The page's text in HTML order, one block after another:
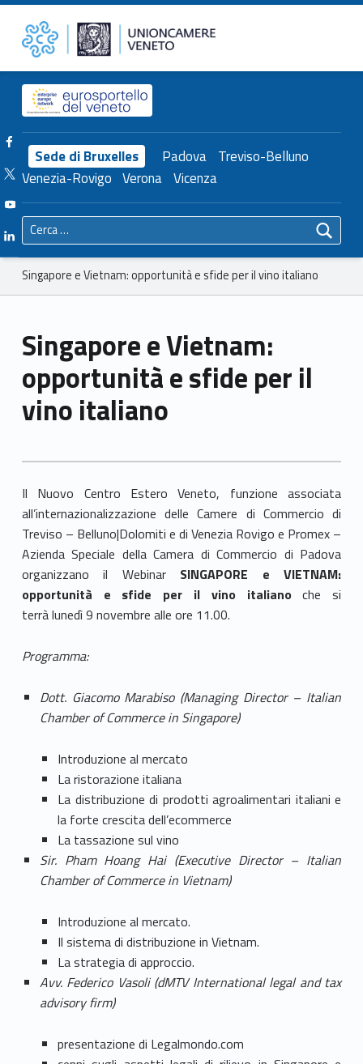
Singapore e Vietnam: opportunità e sfide per il vino italiano – Unioncamere del Veneto Unioncamere del Veneto
Header info sidebar
Sede di Bruxelles Padova Treviso-Belluno
Venezia-Rovigo Verona Vicenza
Facebook Unioncamere Veneto
Twitter Unioncamere Veneto
Youtube Unioncamere Veneto
Linkedin Unioncamere Veneto
Ricerca per:
Breadcrumbs navigation
Singapore e Vietnam: opportunità e sfide per il vino italiano
Singapore e Vietnam:
opportunità e sfide per il
vino italiano
Il Nuovo Centro Estero Veneto, funzione associata
all’internazionalizzazione delle Camere di Commercio di
Treviso – Belluno|Dolomiti e di Venezia Rovigo e Promex –
Azienda Speciale della Camera di Commercio di Padova
organizzano il Webinar SINGAPORE e VIETNAM:
opportunità e sfide per il vino italiano che si
terràlunedì 9 novembre alle ore 11.00.
Programma:
Dott. Giacomo Marabiso (Managing Director – Italian
Chamber of Commerce in Singapore)
Introduzione al mercato
La ristorazione italiana
La distribuzione di prodotti agroalimentari italiani e
la forte crescita dell’ecommerce
La tassazione sul vino
Sir. Pham Hoang Hai (Executive Director – Italian
Chamber of Commerce in Vietnam)
Introduzione al mercato.
Il sistema di distribuzione in Vietnam.
La strategia di approccio.
Avv. Federico Vasoli (dMTV International legal and tax
advisory firm)
presentazione di Legalmondo.com